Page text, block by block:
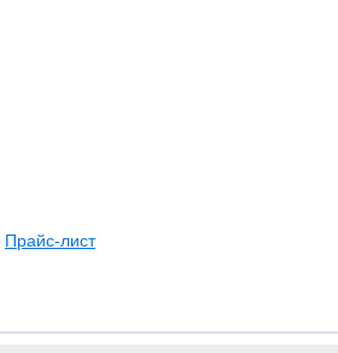
Прайс-лист